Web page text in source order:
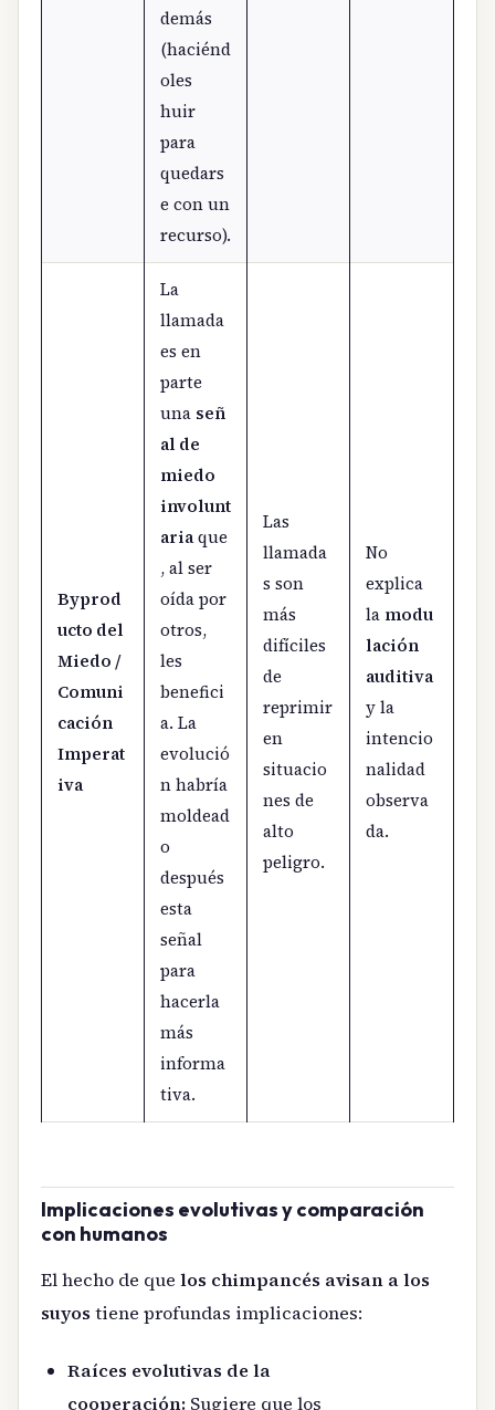
demás
(haciénd
oles
huir
para
quedars
e con un
recurso).
Byprod
ucto del
Miedo /
Comuni
cación
Imperat
iva
La
llamada
es en
parte
una señ
al de
miedo
involunt
ariaque
, al ser
oída por
otros,
les
benefici
a. La
evolució
n habría
moldead
o
después
esta
señal
para
hacerla
más
informa
tiva.
Las
llamada
s son
más
difíciles
de
reprimir
en
situacio
nes de
alto
peligro.
No
explica
la modu
lación
auditiva
y la
intencio
nalidad
observa
da.
Implicaciones evolutivas y comparación
con humanos
El hecho de que los chimpancés avisan a los
suyos tiene profundas implicaciones:
Raíces evolutivas de la
cooperación: Sugiere que los